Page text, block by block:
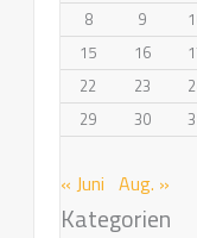
8
9
15
16
22
23
29
30
« Juni Aug. »
Kategorien